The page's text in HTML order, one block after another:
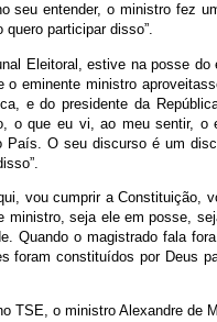
seu entender, o ministro fez
quero participar disso”.
Eleitoral, estive na posse do
eminente ministro
e do presidente da
o que eu vi, ao meu sentir, o
País. O seu discurso é um
vou cumprir a Constituição,
seja ele em posse,
Quando o magistrado fala
foram constituídos por Deus
TSE, o ministro Alexandre de